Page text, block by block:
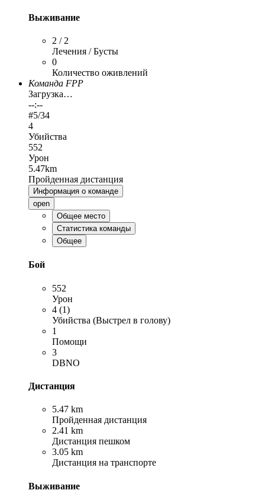
Выживание
2 / 2
Лечения / Бусты
0
Количество оживлений
Команда FPP
Загрузка…
--:--
#5/34
4
Убийства
552
Урон
5.47km
Пройденная дистанция
Информация о команде
open
Общее место
Статистика команды
Общее
Бой
552
Урон
4 (1)
Убийства (Выстрел в голову)
1
Помощи
3
DBNO
Дистанция
5.47 km
Пройденная дистанция
2.41 km
Дистанция пешком
3.05 km
Дистанция на транспорте
Выживание